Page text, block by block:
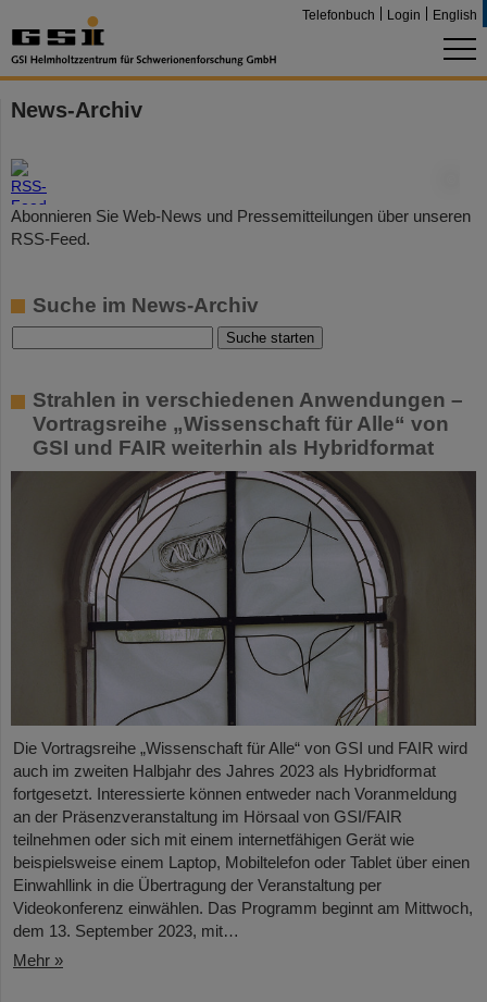
Telefonbuch Login English
News-Archiv
Abonnieren Sie Web-News und Pressemitteilungen über unseren
RSS-Feed.
Suche im News-Archiv
Strahlen in verschiedenen Anwendungen –
Vortragsreihe „Wissenschaft für Alle“ von
GSI und FAIR weiterhin als Hybridformat
Die Vortragsreihe „Wissenschaft für Alle“ von GSI und FAIR wird
auch im zweiten Halbjahr des Jahres 2023 als Hybridformat
fortgesetzt. Interessierte können entweder nach Voranmeldung
an der Präsenzveranstaltung im Hörsaal von GSI/FAIR
teilnehmen oder sich mit einem internetfähigen Gerät wie
beispielsweise einem Laptop, Mobiltelefon oder Tablet über einen
Einwahllink in die Übertragung der Veranstaltung per
Videokonferenz einwählen. Das Programm beginnt am Mittwoch,
dem 13. September 2023, mit…
Mehr »